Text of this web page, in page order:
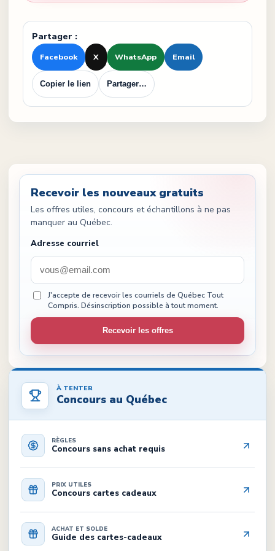
Partager :
Facebook X WhatsApp Email
Copier le lien Partager…
Recevoir les nouveaux gratuits
Les offres utiles, concours et échantillons à ne pas
manquer au Québec.
Adresse courriel
J'accepte de recevoir les courriels de Québec Tout
Compris. Désinscription possible à tout moment.
Recevoir les offres
À TENTER
Concours au Québec
RÈGLES
Concours sans achat requis
PRIX UTILES
Concours cartes cadeaux
ACHAT ET SOLDE
Guide des cartes-cadeaux